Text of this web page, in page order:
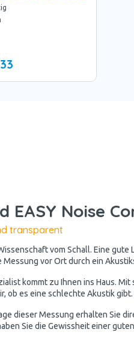
EASY Noise
transparent
vom Schall. Eine
Messung vor Ort durch ein
kommt zu Ihnen ins Haus.
ob es eine schlechte Akustik gibt.
dieser Messung erhalten Sie
Sie die Gewissheit einer